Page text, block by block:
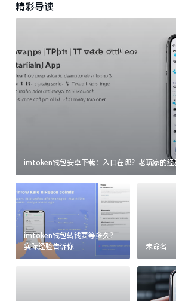
精彩导读
imtoken钱包安卓下载：入口在哪？老玩家的经
imtoken钱包转钱要等多久？
实际经验告诉你
未命名